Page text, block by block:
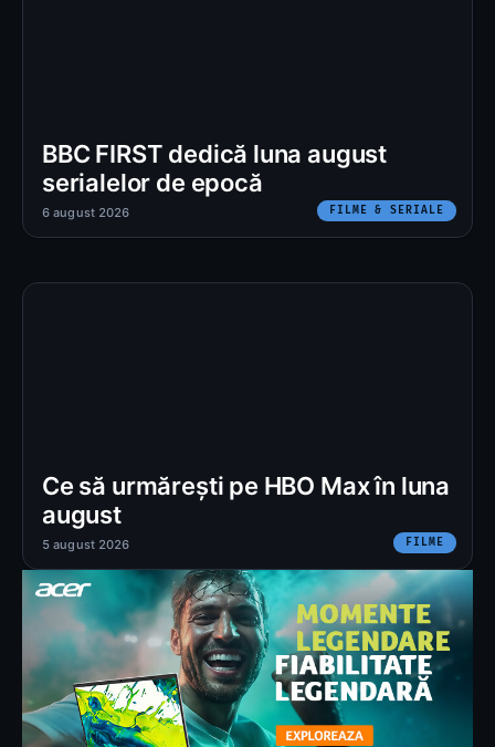
BBC FIRST dedică luna august
serialelor de epocă
FILME & SERIALE
6 august 2026
Ce să urmărești pe HBO Max în luna
august
FILME
5 august 2026